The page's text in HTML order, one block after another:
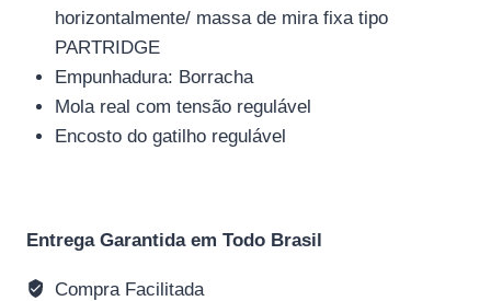
horizontalmente/ massa de mira fixa tipo
PARTRIDGE
Empunhadura: Borracha
Mola real com tensão regulável
Encosto do gatilho regulável
Entrega Garantida em Todo Brasil
Compra Facilitada